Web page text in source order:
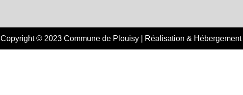
Copyright © 2023 Commune de Plouisy | Réalisation & Hébergement